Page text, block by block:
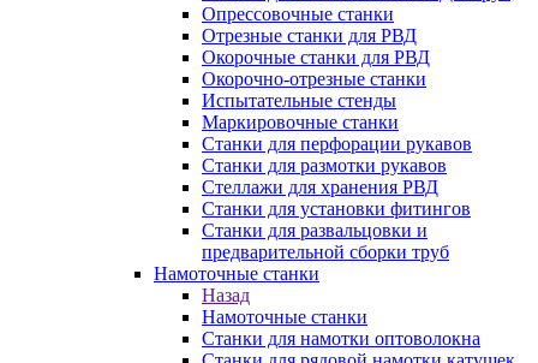
Опрессовочные станки
Отрезные станки для РВД
Окорочные станки для РВД
Окорочно-отрезные станки
Испытательные стенды
Маркировочные станки
Станки для перфорации рукавов
Станки для размотки рукавов
Стеллажи для хранения РВД
Станки для установки фитингов
Станки для развальцовки и
предварительной сборки труб
Намоточные станки
Назад
Намоточные станки
Станки для намотки оптоволокна